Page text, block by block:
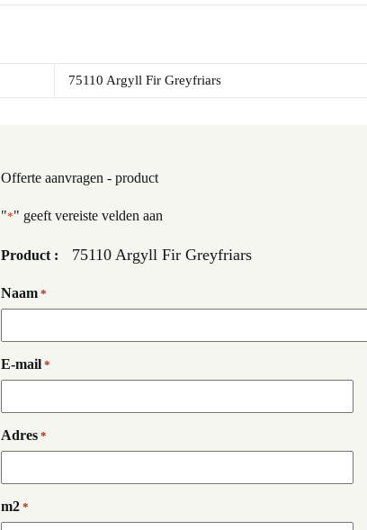
75110 Argyll Fir Greyfriars
Offerte aanvragen - product
"*" geeft vereiste velden aan
Product : 75110 Argyll Fir Greyfriars
Naam *
E-mail *
Adres *
m2 *